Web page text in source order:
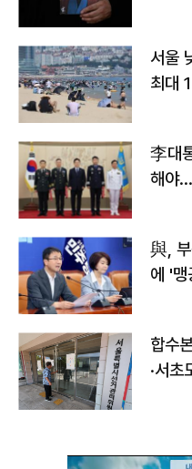
서울
최대
李대
해야
與,
에 '
합수
·서